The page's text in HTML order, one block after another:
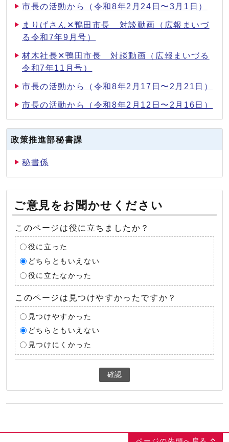
市長の活動から（令和8年2月24日〜3月1日）
まりげさん✕鴨田市長 対談動画（広報まいづ
る令和7年9月号）
材木社長✕鴨田市長 対談動画（広報まいづる
令和7年11月号）
市長の活動から（令和8年2月17日〜2月21日）
市長の活動から（令和8年2月12日〜2月16日）
政策推進部秘書課
秘書係
ご意見をお聞かせください
このページは役に立ちましたか？
役に立った
どちらともいえない
役に立たなかった
このページは見つけやすかったですか？
見つけやすかった
どちらともいえない
見つけにくかった
確認